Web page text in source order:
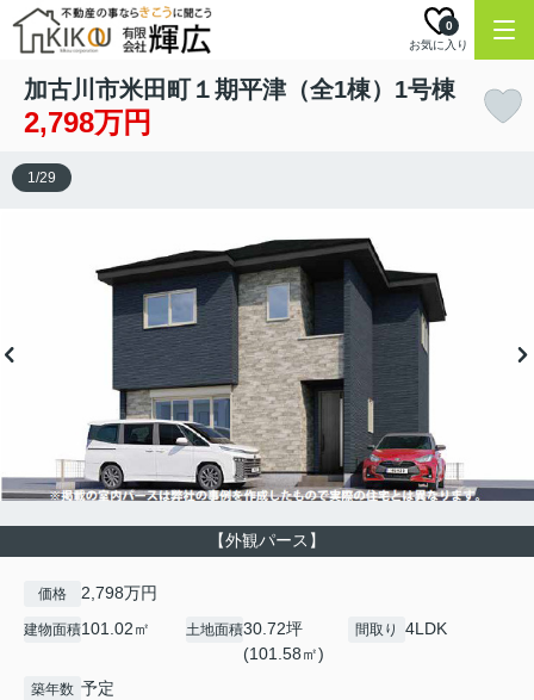
お気に入り
0
加古川市米田町１期平津（全1棟）1号棟
2,798万円
【外観パース】
1/29
価格 2,798万円
建物面積101.02㎡ 土地面積30.72坪
(101.58㎡)
間取り 4LDK
築年数 予定